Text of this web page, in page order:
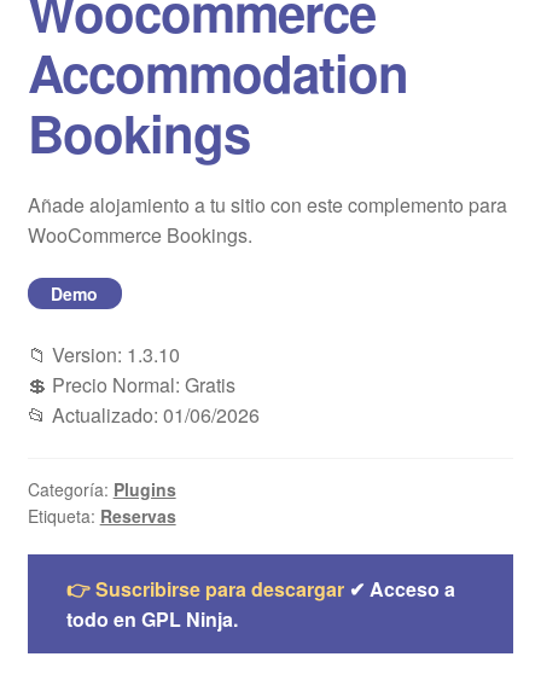
Blog
Mi cuenta
Accommodation
Bookings
Añade alojamiento a tu sitio con este complemento para
WooCommerce Bookings.
Demo
📁 Version: 1.3.10
💲 Precio Normal: Gratis
📂 Actualizado: 01/06/2026
Categoría: Plugins
Etiqueta: Reservas
👉 Suscribirse para descargar✔ Acceso a
todo en GPL Ninja.